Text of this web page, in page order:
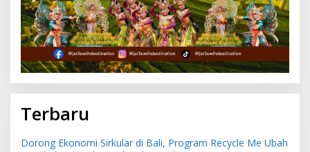
Terbaru
Dorong Ekonomi Sirkular di Bali, Program Recycle Me Ubah